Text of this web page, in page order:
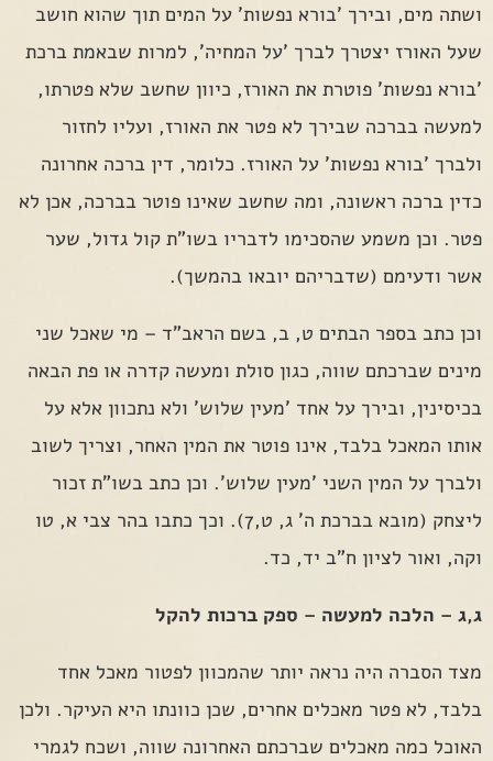
ושתה מים, ובירך 'בורא נפשות' על המים תוך שהוא חושב
שעל האורז יצטרך לברך 'על המחיה', למרות שבאמת ברכת
'בורא נפשות' פוטרת את האורז, כיוון שחשב שלא פטרתו,
למעשה בברכה שבירך לא פטר את האורז, ועליו לחזור
ולברך 'בורא נפשות' על האורז. כלומר, דין ברכה אחרונה
כדין ברכה ראשונה, ומה שחשב שאינו פוטר בברכה, אכן לא
פטר. וכן משמע שהסכימו לדבריו בשו"ת קול גדול, שער
אשר ודעימם (שדבריהם יובאו בהמשך).
וכן כתב בספר הבתים ט, ב, בשם הראב"ד – מי שאכל שני
מינים שברכתם שווה, כגון סולת ומעשה קדרה או פת הבאה
בכיסינין, ובירך על אחד 'מעין שלוש' ולא נתכוון אלא על
אותו המאכל בלבד, אינו פוטר את המין האחר, וצריך לשוב
ולברך על המין השני 'מעין שלוש'. וכן כתב בשו"ת זכור
ליצחק (מובא בברכת ה' ג, ט,7). וכך כתבו בהר צבי א, טו
וקה, ואור לציון ח"ב יד, כד.
ג,ג – הלכה למעשה – ספק ברכות להקל
מצד הסברה היה נראה יותר שהמכוון לפטור מאכל אחד
בלבד, לא פטר מאכלים אחרים, שכן כוונתו היא העיקר. ולכן
האוכל כמה מאכלים שברכתם האחרונה שווה, ושכח לגמרי